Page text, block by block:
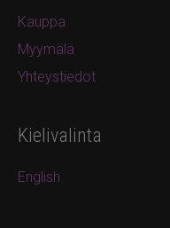
Kauppa
Myymälä
Yhteystiedot
Kielivalinta
English